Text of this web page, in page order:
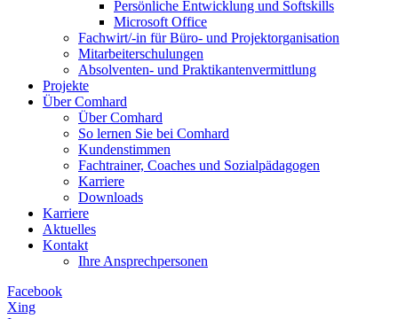
Persönliche Entwicklung und Softskills
Microsoft Office
Fachwirt/-in für Büro- und Projektorganisation
Mitarbeiterschulungen
Absolventen- und Praktikantenvermittlung
Projekte
Über Comhard
Über Comhard
So lernen Sie bei Comhard
Kundenstimmen
Fachtrainer, Coaches und Sozialpädagogen
Karriere
Downloads
Karriere
Aktuelles
Kontakt
Ihre Ansprechpersonen
Facebook
Xing